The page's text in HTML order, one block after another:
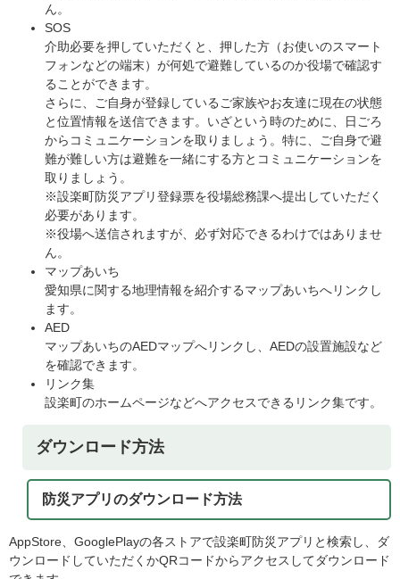
ん。
SOS
介助必要を押していただくと、押した方（お使いのスマート
フォンなどの端末）が何処で避難しているのか役場で確認す
ることができます。
さらに、ご自身が登録しているご家族やお友達に現在の状態
と位置情報を送信できます。いざという時のために、日ごろ
からコミュニケーションを取りましょう。特に、ご自身で避
難が難しい方は避難を一緒にする方とコミュニケーションを
取りましょう。
※設楽町防災アプリ登録票を役場総務課へ提出していただく
必要があります。
※役場へ送信されますが、必ず対応できるわけではありませ
ん。
マップあいち
愛知県に関する地理情報を紹介するマップあいちへリンクし
ます。
AED
マップあいちのAEDマップへリンクし、AEDの設置施設など
を確認できます。
リンク集
設楽町のホームページなどへアクセスできるリンク集です。
ダウンロード方法
防災アプリのダウンロード方法
AppStore、GooglePlayの各ストアで設楽町防災アプリと検索し、ダ
ウンロードしていただくかQRコードからアクセスしてダウンロード